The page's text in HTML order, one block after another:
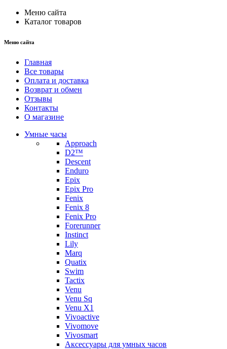
Меню сайта
Каталог товаров
Меню сайта
Главная
Все товары
Оплата и доставка
Возврат и обмен
Отзывы
Контакты
О магазине
Умные часы
Approach
D2™
Descent
Enduro
Epix
Epix Pro
Fenix
Fenix 8
Fenix Pro
Forerunner
Instinct
Lily
Marq
Quatix
Swim
Tactix
Venu
Venu Sq
Venu X1
Vivoactive
Vivomove
Vivosmart
Аксессуары для умных часов